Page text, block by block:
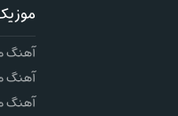
آهنگ
آهنگ
آهنگ